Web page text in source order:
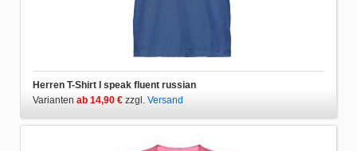
Herren T-Shirt I speak fluent russian
Varianten ab 14,90 € zzgl. Versand